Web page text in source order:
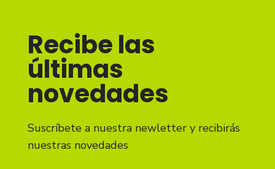
Recibe las
últimas
novedades
Suscríbete a nuestra newletter y recibirás
nuestras novedades